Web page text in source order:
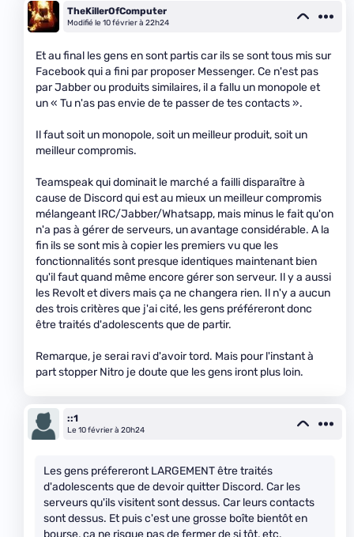
TheKillerOfComputer
Modifié le 10 février à 22h24
Et au final les gens en sont partis car ils se sont tous mis sur
Facebook qui a fini par proposer Messenger. Ce n'est pas
par Jabber ou produits similaires, il a fallu un monopole et
un « Tu n'as pas envie de te passer de tes contacts ».
Il faut soit un monopole, soit un meilleur produit, soit un
meilleur compromis.
Teamspeak qui dominait le marché a failli disparaître à
cause de Discord qui est au mieux un meilleur compromis
mélangeant IRC/Jabber/Whatsapp, mais minus le fait qu'on
n'a pas à gérer de serveurs, un avantage considérable. A la
fin ils se sont mis à copier les premiers vu que les
fonctionnalités sont presque identiques maintenant bien
qu'il faut quand même encore gérer son serveur. Il y a aussi
les Revolt et divers mais ça ne changera rien. Il n'y a aucun
des trois critères que j'ai cité, les gens préféreront donc
être traités d'adolescents que de partir.
Remarque, je serai ravi d'avoir tord. Mais pour l'instant à
part stopper Nitro je doute que les gens iront plus loin.
::1
Le 10 février à 20h24
Les gens préfereront LARGEMENT être traités
d'adolescents que de devoir quitter Discord. Car les
serveurs qu'ils visitent sont dessus. Car leurs contacts
sont dessus. Et puis c'est une grosse boîte bientôt en
bourse, ça ne risque pas de fermer de si tôt, etc.